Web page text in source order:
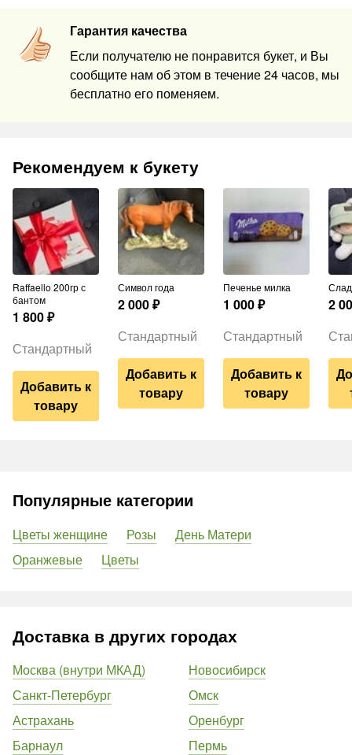
Гарантия качества
Если получателю не понравится букет, и Вы
сообщите нам об этом в течение 24 часов, мы
бесплатно его поменяем.
Рекомендуем к букету
Raffaello 200гр с
бантом
1 800₽
Стандартный
Добавить к
товару
Символ года
2 000₽
Стандартный
Добавить к
товару
Печенье милка
1 000₽
Стандартный
Добавить к
товару
2
Популярные категории
Цветы женщине Розы
День Матери
Оранжевые
Цветы
Доставка в других городах
Москва (внутри МКАД)
Санкт-Петербург
Астрахань
Барнаул
Новосибирск
Омск
Оренбург
Пермь